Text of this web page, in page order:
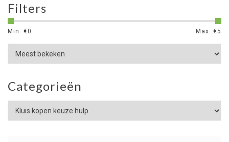
Filters
Min: €0 Max: €5
Categorieën